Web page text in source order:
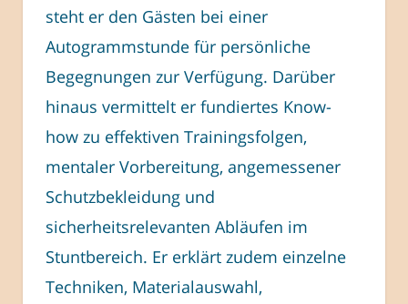
steht er den Gästen bei einer
Autogrammstunde für persönliche
Begegnungen zur Verfügung. Darüber
hinaus vermittelt er fundiertes Know-
how zu effektiven Trainingsfolgen,
mentaler Vorbereitung, angemessener
Schutzbekleidung und
sicherheitsrelevanten Abläufen im
Stuntbereich. Er erklärt zudem einzelne
Techniken, Materialauswahl,